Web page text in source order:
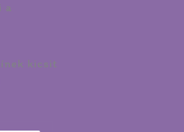
a
kicsit